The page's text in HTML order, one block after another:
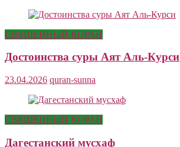
СВЯЩЕННЫЙ КОРАН
Достоинства суры Аят Аль-Курси
23.04.2026 quran-sunna
СВЯЩЕННЫЙ КОРАН
Дагестанский мусхаф